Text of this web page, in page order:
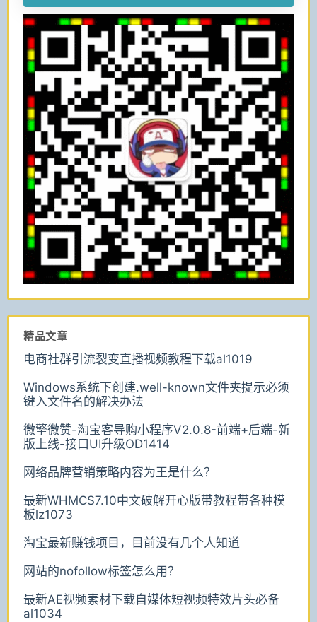
精品文章
电商社群引流裂变直播视频教程下载al1019
Windows系统下创建.well-known文件夹提示必须
键入文件名的解决办法
微擎微赞-淘宝客导购小程序V2.0.8-前端+后端-新
版上线-接口UI升级OD1414
网络品牌营销策略内容为王是什么？
最新WHMCS7.10中文破解开心版带教程带各种模
板lz1073
淘宝最新赚钱项目，目前没有几个人知道
网站的nofollow标签怎么用？
最新AE视频素材下载自媒体短视频特效片头必备
al1034